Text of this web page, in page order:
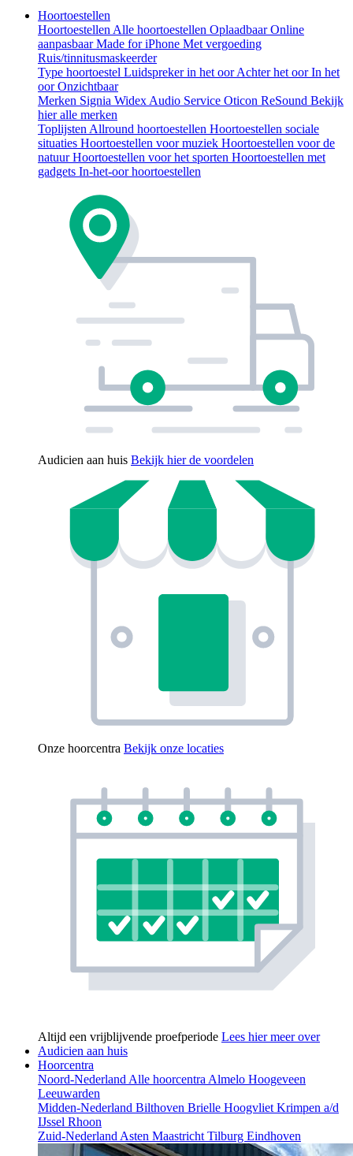
Hoortoestellen
HoortoestellenAlle hoortoestellen OplaadbaarOnline
aanpasbaarMade for iPhone Met vergoeding
Ruis/tinnitusmaskeerder
Type hoortoestel Luidspreker in het oorAchter het oorIn het
oorOnzichtbaar
Merken Signia WidexAudio Service Oticon ReSound Bekijk
hier alle merken
ToplijstenAllround hoortoestellen Hoortoestellen sociale
situaties Hoortoestellen voor muziek Hoortoestellen voor de
natuurHoortoestellen voor het sporten Hoortoestellen met
gadgets In-het-oor hoortoestellen
Audicien aan huis Bekijk hier de voordelen
Onze hoorcentra Bekijk onze locaties
Altijd een vrijblijvende proefperiode Lees hier meer over
Audicien aan huis
Hoorcentra
Noord-NederlandAlle hoorcentraAlmelo Hoogeveen
Leeuwarden
Midden-Nederland Bilthoven Brielle HoogvlietKrimpen a/d
IJssel Rhoon
Zuid-NederlandAsten MaastrichtTilburg Eindhoven